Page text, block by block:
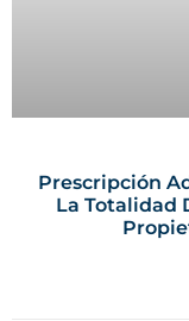
Prescripción
La Totalidad